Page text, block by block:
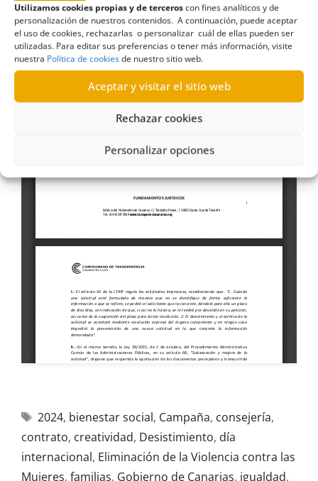
Utilizamos cookies propias y de terceroscon fines analíticos y de
personalización de nuestros contenidos. A continuación, puede aceptar
el uso de cookies, rechazarlas o personalizar cuál de ellas pueden ser
utilizadas. Para editar sus preferencias o tener más información, visite
nuestra Política de cookiesde nuestro sitio web.
Aceptar y visitar el sitio web
Rechazar cookies
Personalizar opciones
2024, bienestar social, Campaña, consejería,
contrato, creatividad, Desistimiento, día
internacional, Eliminación de la Violencia contra las
Mujeres, familias, Gobierno de Canarias, igualdad,